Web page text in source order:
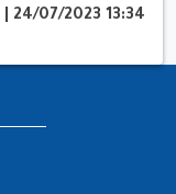
24/07/2023 13:34